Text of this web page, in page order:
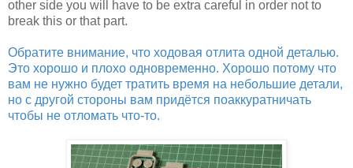
other side you will have to be extra careful in order not to
break this or that part.
Обратите внимание, что ходовая отлита одной деталью.
Это хорошо и плохо одновременно. Хорошо потому что
вам не нужно будет тратить время на небольшие детали,
но с другой стороны вам придётся поаккуратничать
чтобы не отломать что-то.